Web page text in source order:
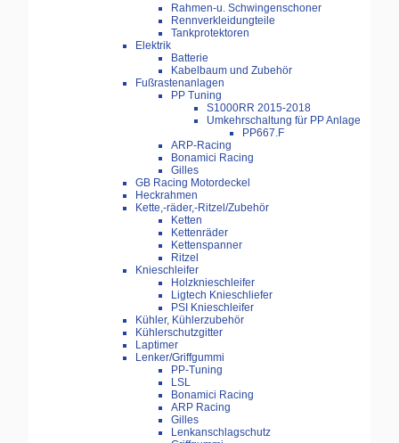
Rahmen-u. Schwingenschoner
Rennverkleidungteile
Tankprotektoren
Elektrik
Batterie
Kabelbaum und Zubehör
Fußrastenanlagen
PP Tuning
S1000RR 2015-2018
Umkehrschaltung für PP Anlage
PP667.F
ARP-Racing
Bonamici Racing
Gilles
GB Racing Motordeckel
Heckrahmen
Kette,-räder,-Ritzel/Zubehör
Ketten
Kettenräder
Kettenspanner
Ritzel
Knieschleifer
Holzknieschleifer
Ligtech Knieschliefer
PSI Knieschleifer
Kühler, Kühlerzubehör
Kühlerschutzgitter
Laptimer
Lenker/Griffgummi
PP-Tuning
LSL
Bonamici Racing
ARP Racing
Gilles
Lenkanschlagschutz